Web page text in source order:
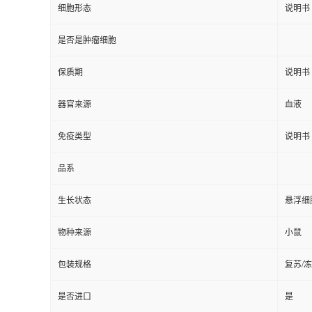
细胞形态 说明书
是否是肿瘤细胞
保质期 说明书
器官来源 血液
免疫类型 说明书
品系
生长状态 悬浮细
物种来源 小鼠
包装规格 复苏/
是否进口 是